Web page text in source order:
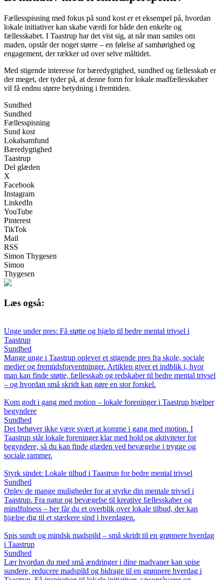
Fællesspisning med fokus på sund kost er et eksempel på, hvordan
lokale initiativer kan skabe værdi for både den enkelte og
fællesskabet. I Taastrup har det vist sig, at når man samles om
maden, opstår der noget større – en følelse af samhørighed og
engagement, der rækker ud over selve måltidet.
Med stigende interesse for bæredygtighed, sundhed og fællesskab er
der meget, der tyder på, at denne form for lokale madfællesskaber
vil få endnu større betydning i fremtiden.
Sundhed
Sundhed
Fællesspisning
Sund kost
Lokalsamfund
Bæredygtighed
Taastrup
Del glæden
X
Facebook
Instagram
LinkedIn
YouTube
Pinterest
TikTok
Mail
RSS
Simon Thygesen
Simon
Thygesen
Læs også:
Unge under pres: Få støtte og hjælp til bedre mental trivsel i
Taastrup
Sundhed
Mange unge i Taastrup oplever et stigende pres fra skole, sociale
medier og fremtidsforventninger. Artiklen giver et indblik i, hvor
man kan finde støtte, fællesskab og redskaber til bedre mental trivsel
– og hvordan små skridt kan gøre en stor forskel.
Kom godt i gang med motion – lokale foreninger i Taastrup hjælper
begyndere
Sundhed
Det behøver ikke være svært at komme i gang med motion. I
Taastrup står lokale foreninger klar med hold og aktiviteter for
begyndere, så du kan finde glæden ved bevægelse i trygge og
sociale rammer.
Styrk sindet: Lokale tilbud i Taastrup for bedre mental trivsel
Sundhed
Oplev de mange muligheder for at styrke din mentale trivsel i
Taastrup. Fra natur og bevægelse til kreative fællesskaber og
mindfulness – her får du et overblik over lokale tilbud, der kan
hjælpe dig til et stærkere sind i hverdagen.
Spis sundt og mindsk madspild – små skridt til en grønnere hverdag
i Taastrup
Sundhed
Lær hvordan du med små ændringer i dine madvaner kan spise
sundere, reducere madspild og bidrage til en grønnere hverdag i